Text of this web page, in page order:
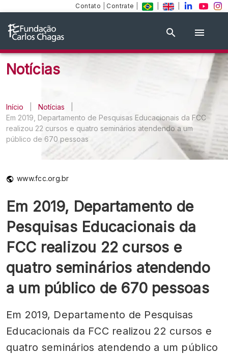
Contato Contrate
Notícias
Início Notícias
Em 2019, Departamento de Pesquisas Educacionais da FCC
realizou 22 cursos e quatro seminários atendendo a um
público de 670 pessoas
www.fcc.org.br
Em 2019, Departamento de
Pesquisas Educacionais da
FCC realizou 22 cursos e
quatro seminários atendendo
a um público de 670 pessoas
Em 2019, Departamento de Pesquisas
Educacionais da FCC realizou 22 cursos e
quatro seminários atendendo a um público